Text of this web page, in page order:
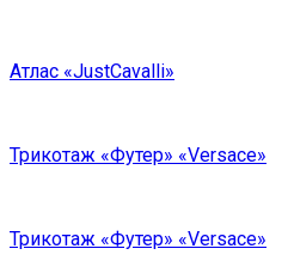
Атлас «JustCavalli»
Трикотаж «Футер» «Versace»
Трикотаж «Футер» «Versace»